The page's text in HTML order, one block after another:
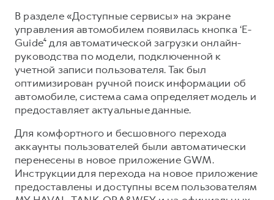
Коллекция Базовая
Коллекция Детская
В разделе «Доступные сервисы» на экране
управления автомобилем появилась кнопка ‘E-
Guide⁴ для автоматической загрузки онлайн-
руководства по модели, подключенной к
учетной записи пользователя. Так был
оптимизирован ручной поиск информации об
автомобиле, система сама определяет модель и
предоставляет актуальные данные.
Для комфортного и бесшовного перехода
аккаунты пользователей были автоматически
перенесены в новое приложение GWM.
Инструкции для перехода на новое приложение
предоставлены и доступны всем пользователям